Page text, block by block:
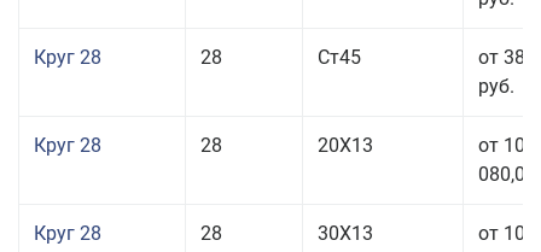
Круг 28 28 Ст45
от 38
руб.
Круг 28 28 20Х13
от 103
080,00
Круг 28 28 30Х13
от 103